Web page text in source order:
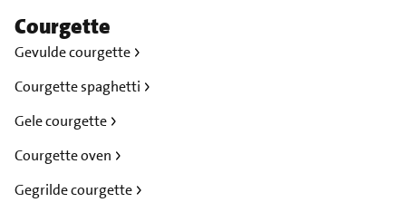
Courgette
Gevulde courgette
Courgette spaghetti
Gele courgette
Courgette oven
Gegrilde courgette